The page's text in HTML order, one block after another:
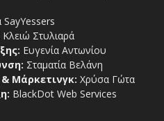
Κλειώ Στυλιαρά
Ευγενία Αντωνίου
Σταματία Βελάνη
Μάρκετινγκ: Χρύσα Γώτα
BlackDot Web Services